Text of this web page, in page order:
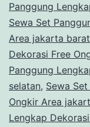
Panggung
Sewa Set
Area jakarta barat
Dekorasi Free
Panggung
selatan, Sewa
Ongkir Area
Lengkap